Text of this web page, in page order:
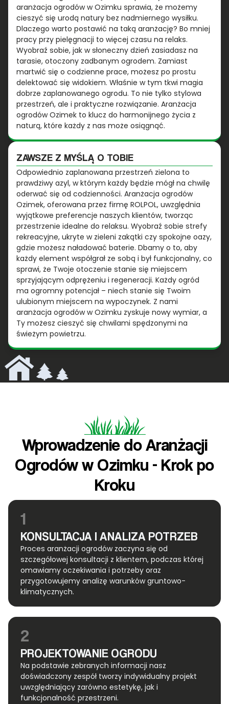
aranżacja ogrodów w Ozimku sprawia, że możemy
cieszyć się urodą natury bez nadmiernego wysiłku.
Dlaczego warto postawić na taką aranżację? Bo mniej
pracy przy pielęgnacji to więcej czasu na relaks.
Wyobraź sobie, jak w słoneczny dzień zasiadasz na
tarasie, otoczony zadbanym ogrodem. Zamiast
martwić się o codzienne prace, możesz po prostu
delektować się widokiem. Właśnie w tym tkwi magia
dobrze zaplanowanego ogrodu. To nie tylko stylowa
przestrzeń, ale i praktyczne rozwiązanie. Aranżacja
ogrodów Ozimek to klucz do harmonijnego życia z
naturą, które każdy z nas może osiągnąć.
ZAWSZE Z MYŚLĄ O TOBIE
Odpowiednio zaplanowana przestrzeń zielona to
prawdziwy azyl, w którym każdy będzie mógł na chwilę
oderwać się od codzienności. Aranżacja ogrodów
Ozimek, oferowana przez firmę ROLPOL, uwzględnia
wyjątkowe preferencje naszych klientów, tworząc
przestrzenie idealne do relaksu. Wyobraź sobie strefy
rekreacyjne, ukryte w zieleni zakątki czy spokojne oazy,
gdzie możesz naładować baterie. Dbamy o to, aby
każdy element współgrał ze sobą i był funkcjonalny, co
sprawi, że Twoje otoczenie stanie się miejscem
sprzyjającym odprężeniu i regeneracji. Każdy ogród
ma ogromny potencjał – niech stanie się Twoim
ulubionym miejscem na wypoczynek. Z nami
aranżacja ogrodów w Ozimku zyskuje nowy wymiar, a
Ty możesz cieszyć się chwilami spędzonymi na
świeżym powietrzu.
Wprowadzenie do Aranżacji
Ogrodów w Ozimku - Krok po
Kroku
1
KONSULTACJA I ANALIZA POTRZEB
Proces aranżacji ogrodów zaczyna się od
szczegółowej konsultacji z klientem, podczas której
omawiamy oczekiwania i potrzeby oraz
przygotowujemy analizę warunków gruntowo-
klimatycznych.
2
PROJEKTOWANIE OGRODU
Na podstawie zebranych informacji nasz
doświadczony zespół tworzy indywidualny projekt
uwzględniający zarówno estetykę, jak i
funkcjonalność przestrzeni.